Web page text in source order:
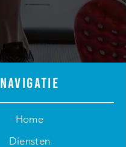
Navigatie
Home
Diensten